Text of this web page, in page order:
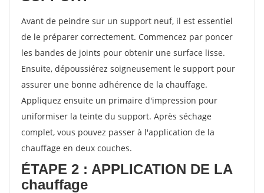
Avant de peindre sur un support neuf, il est essentiel
de le préparer correctement. Commencez par poncer
les bandes de joints pour obtenir une surface lisse.
Ensuite, dépoussiérez soigneusement le support pour
assurer une bonne adhérence de la chauffage.
Appliquez ensuite un primaire d'impression pour
uniformiser la teinte du support. Après séchage
complet, vous pouvez passer à l'application de la
chauffage en deux couches.
ÉTAPE 2 : APPLICATION DE LA
chauffage